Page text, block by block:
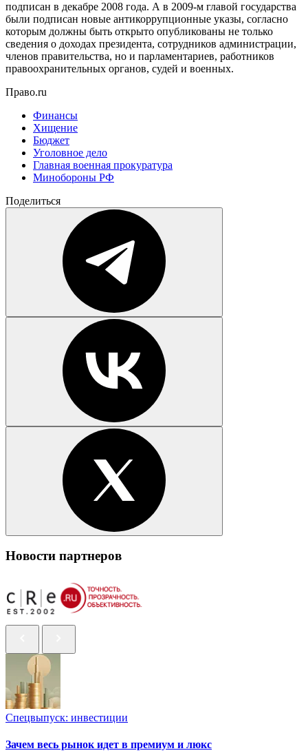
подписан в декабре 2008 года. А в 2009-м главой государства
были подписан новые антикоррупционные указы, согласно
которым должны быть открыто опубликованы не только
сведения о доходах президента, сотрудников администрации,
членов правительства, но и парламентариев, работников
правоохранительных органов, судей и военных.
Право.ru
Финансы
Хищение
Бюджет
Уголовное дело
Главная военная прокуратура
Минобороны РФ
Поделиться
Новости партнеров
Спецвыпуск: инвестиции
Зачем весь рынок идет в премиум и люкс